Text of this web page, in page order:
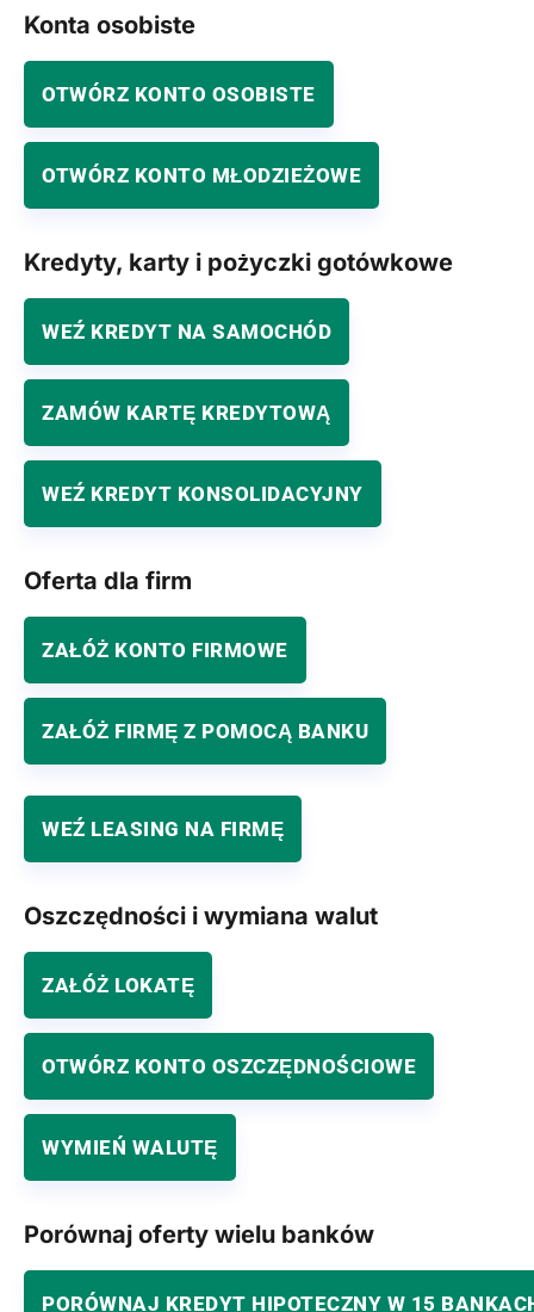
Konta osobiste
OTWÓRZ KONTO OSOBISTE
OTWÓRZ KONTO MŁODZIEŻOWE
Kredyty, karty i pożyczki gotówkowe
WEŹ KREDYT NA SAMOCHÓD
ZAMÓW KARTĘ KREDYTOWĄ
WEŹ KREDYT KONSOLIDACYJNY
Oferta dla firm
ZAŁÓŻ KONTO FIRMOWE
ZAŁÓŻ FIRMĘ Z POMOCĄ BANKU
WEŹ LEASING NA FIRMĘ
Oszczędności i wymiana walut
ZAŁÓŻ LOKATĘ
OTWÓRZ KONTO OSZCZĘDNOŚCIOWE
WYMIEŃ WALUTĘ
Porównaj oferty wielu banków
PORÓWNAJ KREDYT HIPOTECZNY W 15